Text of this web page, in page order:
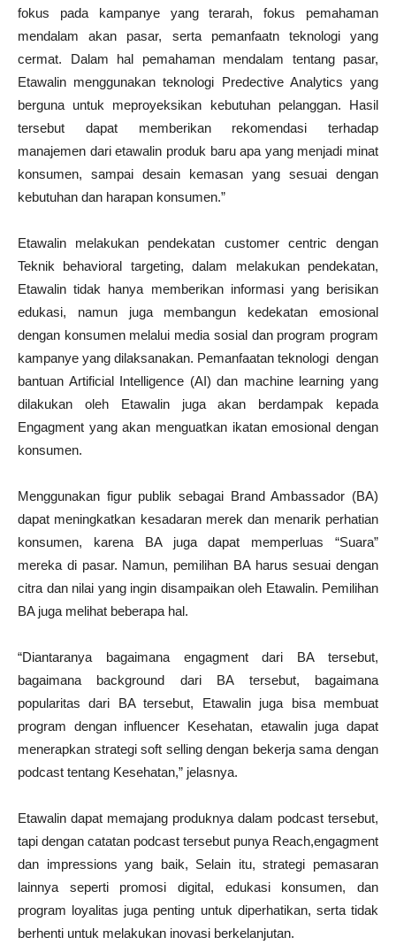
fokus pada kampanye yang terarah, fokus pemahaman
mendalam akan pasar, serta pemanfaatn teknologi yang
cermat. Dalam hal pemahaman mendalam tentang pasar,
Etawalin menggunakan teknologi Predective Analytics yang
berguna untuk meproyeksikan kebutuhan pelanggan. Hasil
tersebut dapat memberikan rekomendasi terhadap
manajemen dari etawalin produk baru apa yang menjadi minat
konsumen, sampai desain kemasan yang sesuai dengan
kebutuhan dan harapan konsumen.”
Etawalin melakukan pendekatan customer centric dengan
Teknik behavioral targeting, dalam melakukan pendekatan,
Etawalin tidak hanya memberikan informasi yang berisikan
edukasi, namun juga membangun kedekatan emosional
dengan konsumen melalui media sosial dan program program
kampanye yang dilaksanakan. Pemanfaatan teknologi dengan
bantuan Artificial Intelligence (AI) dan machine learning yang
dilakukan oleh Etawalin juga akan berdampak kepada
Engagment yang akan menguatkan ikatan emosional dengan
konsumen.
Menggunakan figur publik sebagai Brand Ambassador (BA)
dapat meningkatkan kesadaran merek dan menarik perhatian
konsumen, karena BA juga dapat memperluas “Suara”
mereka di pasar. Namun, pemilihan BA harus sesuai dengan
citra dan nilai yang ingin disampaikan oleh Etawalin. Pemilihan
BA juga melihat beberapa hal.
“Diantaranya bagaimana engagment dari BA tersebut,
bagaimana background dari BA tersebut, bagaimana
popularitas dari BA tersebut, Etawalin juga bisa membuat
program dengan influencer Kesehatan, etawalin juga dapat
menerapkan strategi soft selling dengan bekerja sama dengan
podcast tentang Kesehatan,” jelasnya.
Etawalin dapat memajang produknya dalam podcast tersebut,
tapi dengan catatan podcast tersebut punya Reach,engagment
dan impressions yang baik, Selain itu, strategi pemasaran
lainnya seperti promosi digital, edukasi konsumen, dan
program loyalitas juga penting untuk diperhatikan, serta tidak
berhenti untuk melakukan inovasi berkelanjutan.